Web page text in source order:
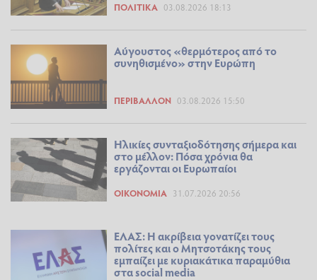
ΠΟΛΙΤΙΚΆ 03.08.2026 18:13
Αύγουστος «θερμότερος από το
συνηθισμένο» στην Ευρώπη
ΠΕΡΙΒΆΛΛΟΝ 03.08.2026 15:50
Ηλικίες συνταξιοδότησης σήμερα και
στο μέλλον: Πόσα χρόνια θα
εργάζονται οι Ευρωπαίοι
ΟΙΚΟΝΟΜΊΑ 31.07.2026 20:56
ΕΛΑΣ: Η ακρίβεια γονατίζει τους
πολίτες και ο Μητσοτάκης τους
εμπαίζει με κυριακάτικα παραμύθια
στα social media